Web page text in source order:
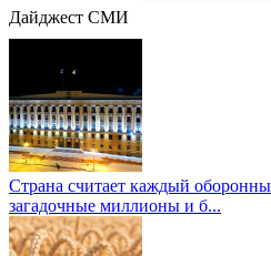
Дайджест СМИ
Страна считает каждый
загадочные миллионы и б...